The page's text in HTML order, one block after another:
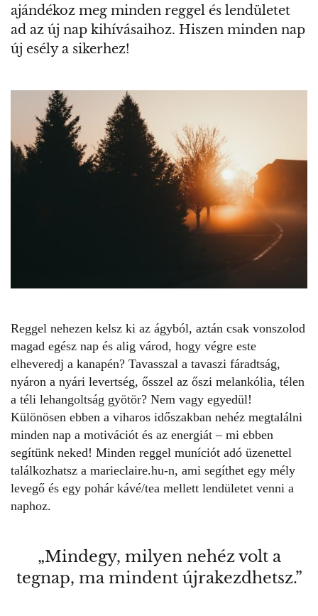
ajándékoz meg minden reggel és lendületet
ad az új nap kihívásaihoz. Hiszen minden nap
új esély a sikerhez!
Reggel nehezen kelsz ki az ágyból, aztán csak vonszolod
magad egész nap és alig várod, hogy végre este
elheveredj a kanapén? Tavasszal a tavaszi fáradtság,
nyáron a nyári levertség, ősszel az őszi melankólia, télen
a téli lehangoltság gyötör? Nem vagy egyedül!
Különösen ebben a viharos időszakban nehéz megtalálni
minden nap a motivációt és az energiát – mi ebben
segítünk neked! Minden reggel muníciót adó üzenettel
találkozhatsz a marieclaire.hu-n, ami segíthet egy mély
levegő és egy pohár kávé/tea mellett lendületet venni a
naphoz.
„Mindegy, milyen nehéz volt a
tegnap, ma mindent újrakezdhetsz.”